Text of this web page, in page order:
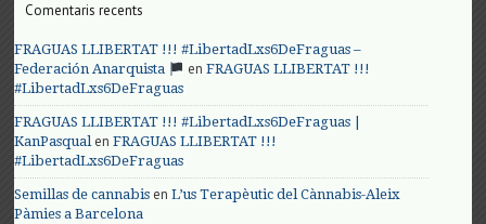
Comentaris recents
FRAGUAS LLIBERTAT !!! #LibertadLxs6DeFraguas –
Federación Anarquista
enFRAGUAS LLIBERTAT !!!
#LibertadLxs6DeFraguas
FRAGUAS LLIBERTAT !!! #LibertadLxs6DeFraguas |
KanPasqualenFRAGUAS LLIBERTAT !!!
#LibertadLxs6DeFraguas
Semillas de cannabis enL’us Terapèutic del Cànnabis-Aleix
Pàmies a Barcelona